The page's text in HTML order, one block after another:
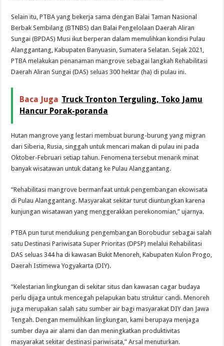
Selain itu, PTBA yang bekerja sama dengan Balai Taman Nasional
Berbak Sembilang (BTNBS) dan Balai Pengelolaan Daerah Aliran
Sungai (BPDAS) Musi ikut berperan dalam memulihkan kondisi Pulau
Alanggantang, Kabupaten Banyuasin, Sumatera Selatan. Sejak 2021,
PTBA melakukan penanaman mangrove sebagai langkah Rehabilitasi
Daerah Aliran Sungai (DAS) seluas 300 hektar (ha) di pulau ini.
Baca Juga Truck Tronton Terguling, Toko Jamu
Hancur Porak-poranda
Hutan mangrove yang lestari membuat burung-burung yang migran
dari Siberia, Rusia, singgah untuk mencari makan di pulau ini pada
Oktober-Februari setiap tahun. Fenomena tersebut menarik minat
banyak wisatawan untuk datang ke Pulau Alanggantang.
“Rehabilitasi mangrove bermanfaat untuk pengembangan ekowisata
di Pulau Alanggantang. Masyarakat sekitar turut diuntungkan karena
kunjungan wisatawan yang menggerakkan perekonomian,” ujarnya.
PTBA pun turut mendukung pengembangan Borobudur sebagai salah
satu Destinasi Pariwisata Super Prioritas (DPSP) melalui Rehabilitasi
DAS seluas 344 ha di kawasan Bukit Menoreh, Kabupaten Kulon Progo,
Daerah Istimewa Yogyakarta (DIY).
“Kelestarian lingkungan di sekitar situs dan kawasan cagar budaya
perlu dijaga untuk mencegah pelapukan batu struktur candi. Menoreh
juga merupakan salah satu sumber air bagi masyarakat DIY dan Jawa
Tengah. Dengan memulihkan lingkungan, kami berupaya menjaga
sumber daya air alami dan dan meningkatkan produktivitas
masyarakat sekitar destinasi pariwisata,” Arsal menuturkan.